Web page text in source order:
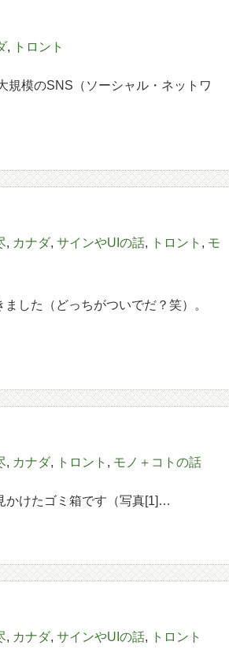
, トロント
規模のSNS（ソーシャル・ネットワ
, カナダ, サインやUIの話, トロント , モ
した（どっちがついでだ？笑）。
, カナダ, トロント , モノ＋コトの話
かけたゴミ箱です（写真[1]…
, カナダ, サインやUIの話, トロント